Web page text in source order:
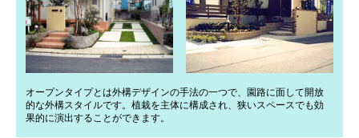
オープンタイプとは外構デザインの手法の一つで、園路に面して開放
的な外構スタイルです。植栽を主体に構成され、狭いスペースでも効
果的に演出することができます。